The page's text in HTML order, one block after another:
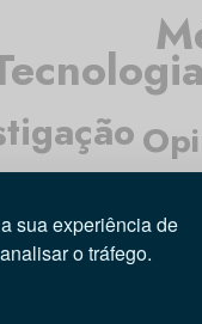
sua experiência de
o tráfego.